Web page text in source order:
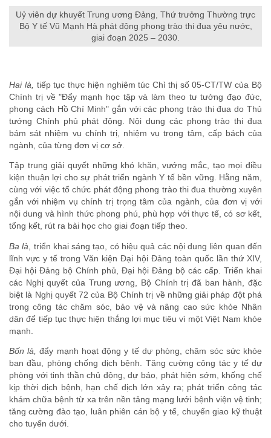
Uỷ viên dự khuyết Trung ương Đảng, Thứ trưởng Thường trực
Bộ Y tế Vũ Mạnh Hà phát động phong trào thi đua yêu nước,
giai đoạn 2025 – 2030.
Hai là,
tiếp tục thực hiện nghiêm túc Chỉ thị số 05-CT/TW của Bộ
Chính trị về "Đẩy mạnh học tập và làm theo tư tưởng đạo đức,
phong cách Hồ Chí Minh" gắn với các phong trào thi đua do Thủ
tướng Chính phủ phát động. Nội dung các phong trào thi đua
bám sát nhiệm vụ chính trị, nhiệm vụ trọng tâm, cấp bách của
ngành, của từng đơn vị cơ sở.
Tập trung giải quyết những khó khăn, vướng mắc, tạo mọi điều
kiện thuận lợi cho sự phát triển ngành Y tế bền vững. Hằng năm,
cùng với việc tổ chức phát động phong trào thi đua thường xuyên
gắn với nhiệm vụ chính trị trọng tâm của ngành, của đơn vị với
nội dung và hình thức phong phú, phù hợp với thực tế, có sơ kết,
tổng kết, rút ra bài học cho giai đoạn tiếp theo.
Ba là , triển khai sáng tạo, có hiệu quả các nội dung liên quan đến
lĩnh vực y tế trong Văn kiện Đại hội Đảng toàn quốc lần thứ XIV,
Đại hội Đảng bộ Chính phủ, Đại hội Đảng bộ các cấp. Triển khai
các Nghị quyết của Trung ương, Bộ Chính trị đã ban hành, đặc
biệt là Nghị quyết 72 của Bộ Chính trị về những giải pháp đột phá
trong công tác chăm sóc, bảo vệ và nâng cao sức khỏe Nhân
dân để tiếp tục thực hiện thắng lợi mục tiêu vì một Việt Nam khỏe
mạnh.
Bốn là,
đẩy mạnh hoạt động y tế dự phòng, chăm sóc sức khỏe
ban đầu, phòng chống dịch bệnh. Tăng cường công tác y tế dự
phòng với tinh thần chủ động, dự báo, phát hiện sớm, khống chế
kịp thời dịch bệnh, hạn chế dịch lớn xảy ra; phát triển công tác
khám chữa bệnh từ xa trên nền tảng mạng lưới bệnh viện vệ tinh;
tăng cường đào tạo, luân phiên cán bộ y tế, chuyển giao kỹ thuật
cho tuyến dưới.